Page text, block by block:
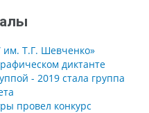
им. Т.Г. Шевченко»
диктанте
- 2019 стала группа
провел конкурс